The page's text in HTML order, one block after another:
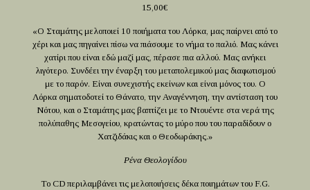
15,00€
«Ο Σταμάτης μελοποιεί 10 ποιήματα του Λόρκα, μας παίρνει από το
χέρι και μας πηγαίνει πίσω να πιάσουμε το νήμα το παλιό. Μας κάνει
χατίρι που είναι εδώ μαζί μας, πέρασε πια αλλού. Μας ανήκει
λιγότερο. Συνδέει την έναρξη του μεταπολεμικού μας διαφωτισμού
με το παρόν. Είναι συνεχιστής εκείνων και είναι μόνος του. Ο
Λόρκα σηματοδοτεί το Θάνατο, την Αναγέννηση, την αντίσταση του
Νότου, και ο Σταμάτης μας βαπτίζει με το Ντουέντε στα νερά της
πολύπαθης Μεσογείου, κρατώντας το μύρο που του παραδίδουν ο
Χατζιδάκις και ο Θεοδωράκης.»
Ρένα Θεολογίδου
Το CD περιλαμβάνει τις μελοποιήσεις δέκα ποιημάτων του F.G.